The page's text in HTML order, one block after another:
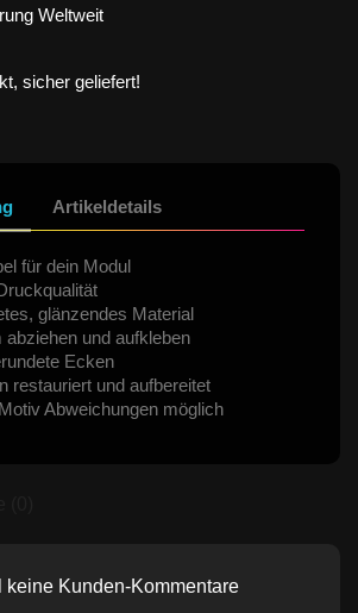
Weltweit
sicher geliefert!
Artikeldetails
für dein Modul
glänzendes Material
abziehen und aufkleben
Ecken
restauriert und aufbereitet
Abweichungen möglich
keine Kunden-Kommentare